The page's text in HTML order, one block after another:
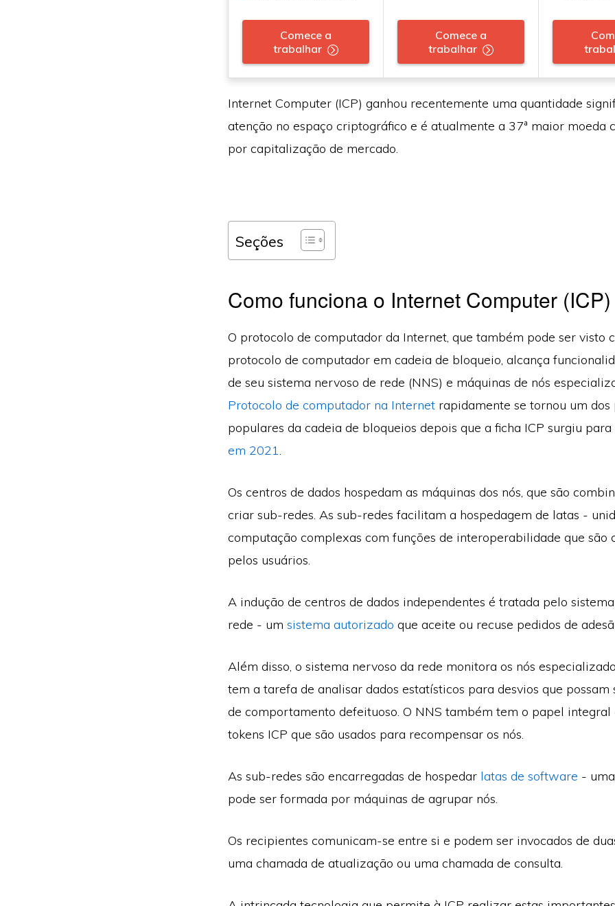
Comece a
trabalhar
Comece a
trabalhar
Internet Computer (ICP) ganhou recentemente uma quantidade
atenção no espaço criptográfico e é atualmente a 37ª maior moeda
por capitalização de mercado.
Seções
Como funciona o Internet Computer (ICP)
O protocolo de computador da Internet, que também pode ser visto
protocolo de computador em cadeia de bloqueio, alcança
de seu sistema nervoso de rede (NNS) e máquinas de nós
Protocolo de computador na Internet rapidamente se tornou um
populares da cadeia de bloqueios depois que a ficha ICP surgiu para
em 2021.
Os centros de dados hospedam as máquinas dos nós, que são
criar sub-redes. As sub-redes facilitam a hospedagem de latas -
computação complexas com funções de interoperabilidade que são
pelos usuários.
A indução de centros de dados independentes é tratada pelo
rede - um sistema autorizado que aceite ou recuse pedidos de
Além disso, o sistema nervoso da rede monitora os nós
tem a tarefa de analisar dados estatísticos para desvios que possam
de comportamento defeituoso. O NNS também tem o papel integral
tokens ICP que são usados para recompensar os nós.
As sub-redes são encarregadas de hospedar latas de software -
pode ser formada por máquinas de agrupar nós.
Os recipientes comunicam-se entre si e podem ser invocados de
uma chamada de atualização ou uma chamada de consulta.